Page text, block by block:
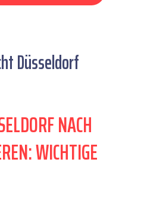
Düsseldorf
NACH
WICHTIGE